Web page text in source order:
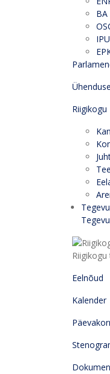
BA
IPU
Riigikogu
Eelnõud
Kalender